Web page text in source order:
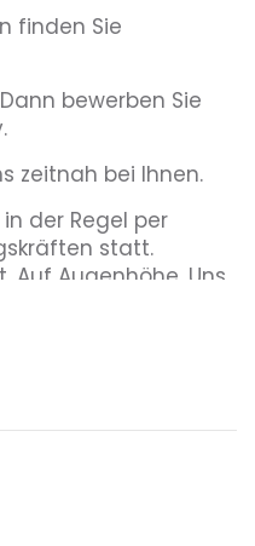
finden Sie
bewerben Sie
zeitnah bei Ihnen.
der Regel per
statt.
Auf Augenhöhe. Uns